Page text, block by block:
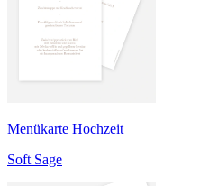
Menükarte Hochzeit
Soft Sage